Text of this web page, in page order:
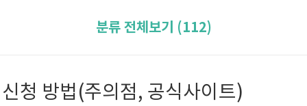
분류 전체보기 (112)
청 방법(주의점, 공식사이트)